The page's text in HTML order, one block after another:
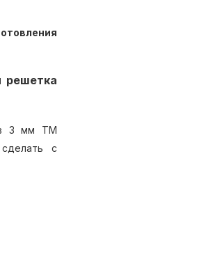
решетка
3 мм ТМ
с